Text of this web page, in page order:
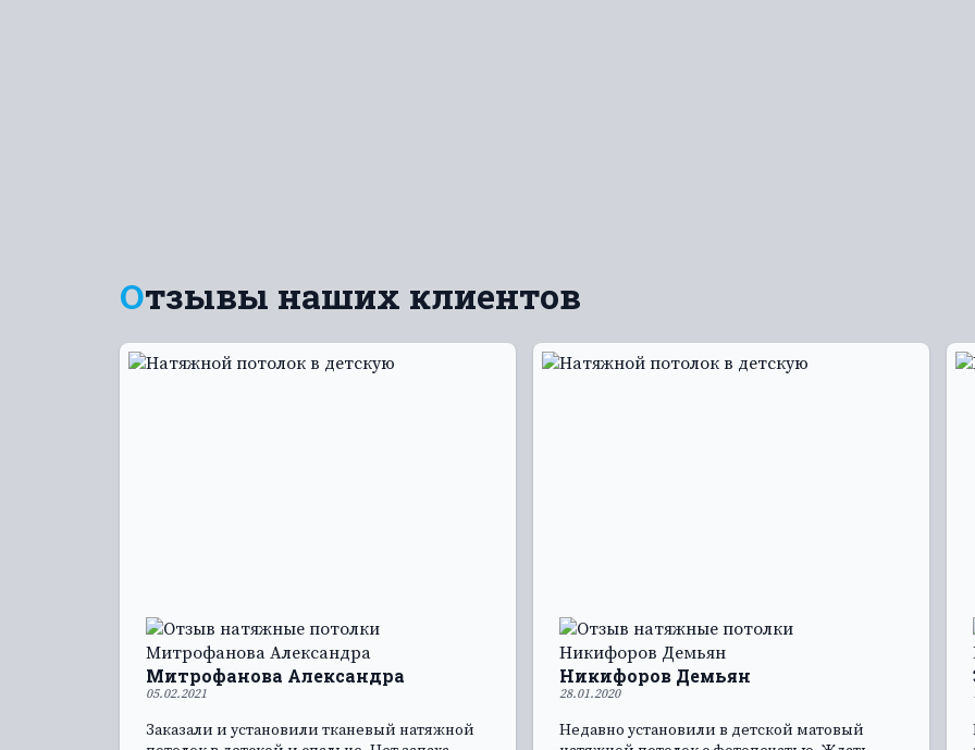
Отзывы наших клиентов
Митрофанова Александра
05.02.2021
Заказали и установили тканевый натяжной
Никифоров Демьян
28.01.2020
Недавно установили в детской матовый